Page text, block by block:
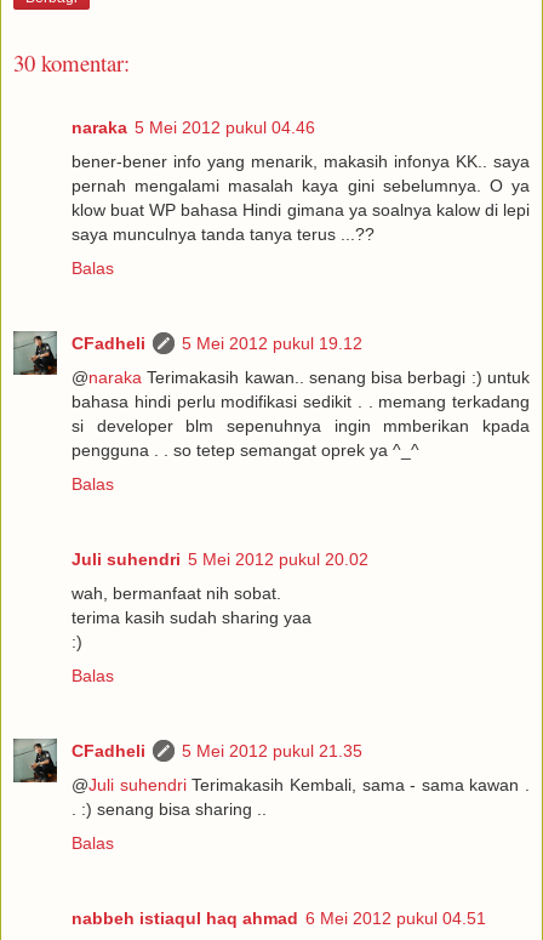
30 komentar:
naraka 5 Mei 2012 pukul 04.46
bener-bener info yang menarik, makasih infonya KK.. saya
pernah mengalami masalah kaya gini sebelumnya. O ya
klow buat WP bahasa Hindi gimana ya soalnya kalow di lepi
saya munculnya tanda tanya terus ...??
Balas
CFadheli
5 Mei 2012 pukul 19.12
@naraka Terimakasih kawan.. senang bisa berbagi :) untuk
bahasa hindi perlu modifikasi sedikit . . memang terkadang
si developer blm sepenuhnya ingin mmberikan kpada
pengguna . . so tetep semangat oprek ya ^_^
Balas
Juli suhendri 5 Mei 2012 pukul 20.02
wah, bermanfaat nih sobat.
terima kasih sudah sharing yaa
:)
Balas
CFadheli
5 Mei 2012 pukul 21.35
@Juli suhendriTerimakasih Kembali, sama - sama kawan .
. :) senang bisa sharing ..
Balas
nabbeh istiaqul haq ahmad 6 Mei 2012 pukul 04.51